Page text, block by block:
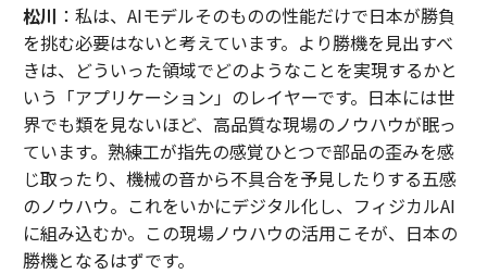
松川 ：私は、AIモデルそのものの性能だけで日本が勝負
を挑む必要はないと考えています。より勝機を見出すべ
きは、どういった領域でどのようなことを実現するかと
いう「アプリケーション」のレイヤーです。日本には世
界でも類を見ないほど、高品質な現場のノウハウが眠っ
ています。熟練工が指先の感覚ひとつで部品の歪みを感
じ取ったり、機械の音から不具合を予見したりする五感
のノウハウ。これをいかにデジタル化し、フィジカルAI
に組み込むか。この現場ノウハウの活用こそが、日本の
勝機となるはずです。